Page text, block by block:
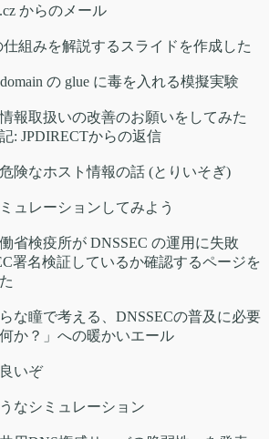
からのメール
仕組みを解説するスライドを作成した
の glue に毒を入れる模擬実験
報取扱いの改善のお願いをしてみた
: JPDIRECTからの返信
険なホスト情報の話 (とりいそぎ)
ュレーションしてみよう
省検疫所が DNSSEC の運用に失敗
署名検証しているか確認するページを
な瞳で考える、DNSSECの普及に必要
か？」への暖かいエール
いぞ
なシミュレーション